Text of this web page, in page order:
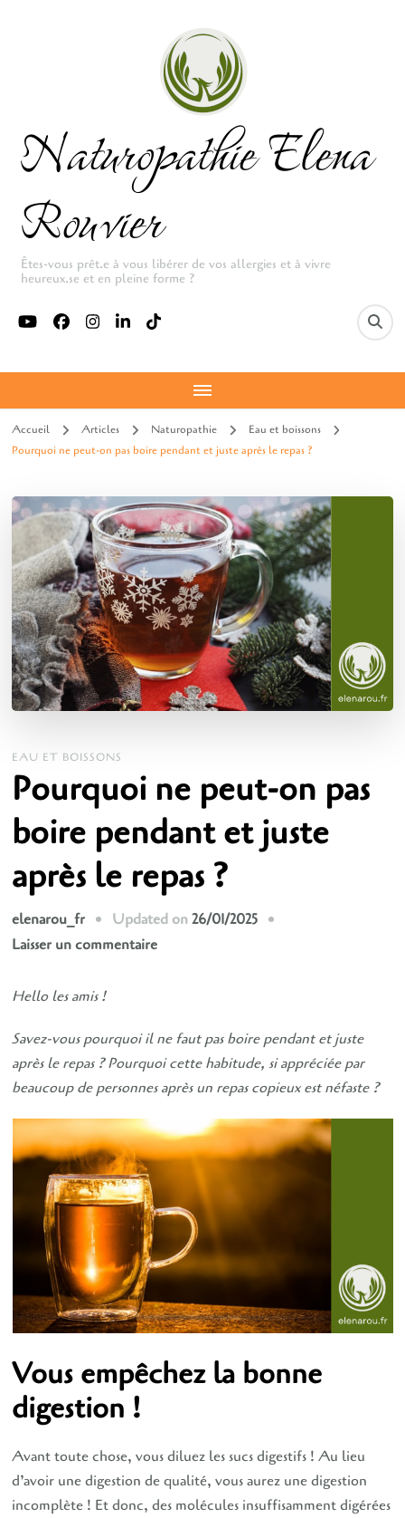
Naturopathie Elena
Rouvier
Êtes-vous prêt.e à vous libérer de vos allergies et à vivre
heureux.se et en pleine forme ?
Accueil Articles Naturopathie
Eau et boissons
Pourquoi ne peut-on pas boire pendant et juste après le repas ?
EAU ET BOISSONS
Pourquoi ne peut-on pas
boire pendant et juste
après le repas ?
elenarou_fr Updated on26/01/2025
Laisser un commentairesur
on
pas
boire
et
juste
après
le
repas
?
Hello les amis !
Savez-vous pourquoi il ne faut pas boire pendant et juste
après le repas ? Pourquoi cette habitude, si appréciée par
beaucoup de personnes après un repas copieux est néfaste ?
Vous empêchez la bonne
digestion !
Avant toute chose, vous diluez les sucs digestifs ! Au lieu
d’avoir une digestion de qualité, vous aurez une digestion
incomplète ! Et donc, des molécules insuffisamment digérées